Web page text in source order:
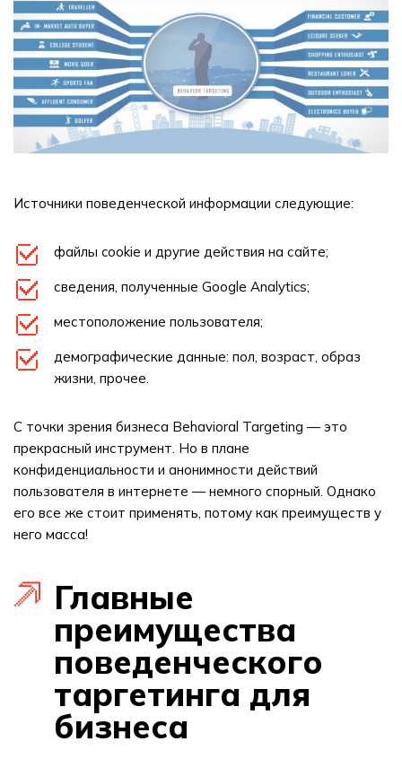
Источники поведенческой информации следующие:
файлы cookie и другие действия на сайте;
сведения, полученные Google Analytics;
местоположение пользователя;
демографические данные: пол, возраст, образ
жизни, прочее.
С точки зрения бизнеса Behavioral Targeting — это
прекрасный инструмент. Но в плане
конфиденциальности и анонимности действий
пользователя в интернете — немного спорный. Однако
его все же стоит применять, потому как преимуществ у
него масса!
Главные
преимущества
поведенческого
таргетинга для
бизнеса